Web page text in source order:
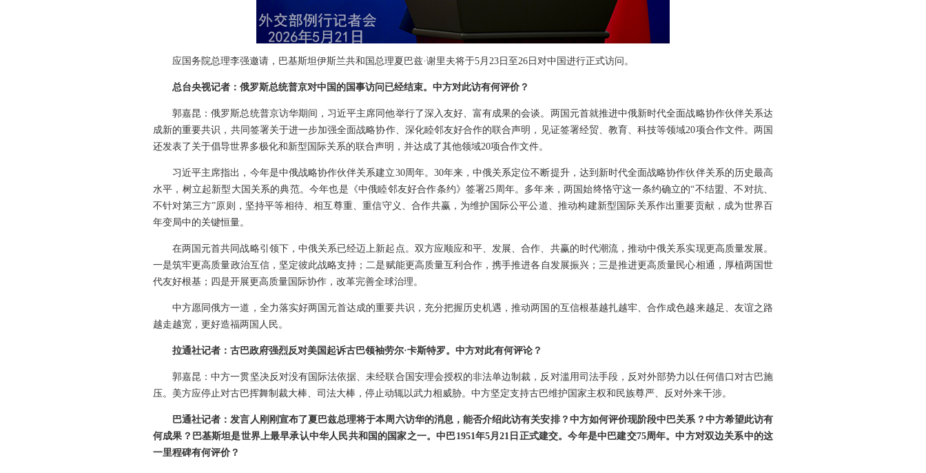
应国务院总理李强邀请，巴基斯坦伊斯兰共和国总理夏巴兹·谢里夫将于5月23日至26日对中国进行正式访问。
总台央视记者：俄罗斯总统普京对中国的国事访问已经结束。中方对此访有何评价？
郭嘉昆：俄罗斯总统普京访华期间，习近平主席同他举行了深入友好、富有成果的会谈。两国元首就推进中俄新时代全面战略协作伙伴关系达
成新的重要共识，共同签署关于进一步加强全面战略协作、深化睦邻友好合作的联合声明，见证签署经贸、教育、科技等领域20项合作文件。两国
还发表了关于倡导世界多极化和新型国际关系的联合声明，并达成了其他领域20项合作文件。
习近平主席指出，今年是中俄战略协作伙伴关系建立30周年。30年来，中俄关系定位不断提升，达到新时代全面战略协作伙伴关系的历史最高
水平，树立起新型大国关系的典范。今年也是《中俄睦邻友好合作条约》签署25周年。多年来，两国始终恪守这一条约确立的“不结盟、不对抗、
不针对第三方”原则，坚持平等相待、相互尊重、重信守义、合作共赢，为维护国际公平公道、推动构建新型国际关系作出重要贡献，成为世界百
年变局中的关键恒量。
在两国元首共同战略引领下，中俄关系已经迈上新起点。双方应顺应和平、发展、合作、共赢的时代潮流，推动中俄关系实现更高质量发展。
一是筑牢更高质量政治互信，坚定彼此战略支持；二是赋能更高质量互利合作，携手推进各自发展振兴；三是推进更高质量民心相通，厚植两国世
代友好根基；四是开展更高质量国际协作，改革完善全球治理。
中方愿同俄方一道，全力落实好两国元首达成的重要共识，充分把握历史机遇，推动两国的互信根基越扎越牢、合作成色越来越足、友谊之路
越走越宽，更好造福两国人民。
拉通社记者：古巴政府强烈反对美国起诉古巴领袖劳尔·卡斯特罗。中方对此有何评论？
郭嘉昆：中方一贯坚决反对没有国际法依据、未经联合国安理会授权的非法单边制裁，反对滥用司法手段，反对外部势力以任何借口对古巴施
压。美方应停止对古巴挥舞制裁大棒、司法大棒，停止动辄以武力相威胁。中方坚定支持古巴维护国家主权和民族尊严、反对外来干涉。
巴通社记者：发言人刚刚宣布了夏巴兹总理将于本周六访华的消息，能否介绍此访有关安排？中方如何评价现阶段中巴关系？中方希望此访有
何成果？巴基斯坦是世界上最早承认中华人民共和国的国家之一。中巴1951年5月21日正式建交。今年是中巴建交75周年。中方对双边关系中的这
一里程碑有何评价？